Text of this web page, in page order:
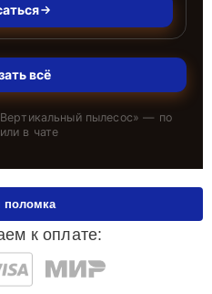
всё
Вертикальный пылесос» — по
в чате
к оплате:
поломка